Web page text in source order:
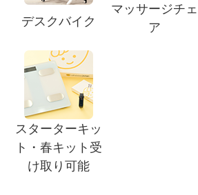
デスクバイク
マッサージチェ
ア
スターターキッ
ト・春キット受
け取り可能